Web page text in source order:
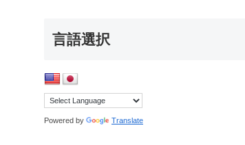
言語選択
Powered by Translate